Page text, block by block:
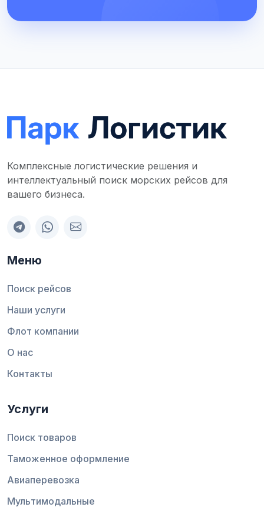
Комплексные логистические решения и
интеллектуальный поиск морских рейсов для
вашего бизнеса.
Меню
Поиск рейсов
Наши услуги
Флот компании
О нас
Контакты
Услуги
Поиск товаров
Таможенное оформление
Авиаперевозка
Мультимодальные